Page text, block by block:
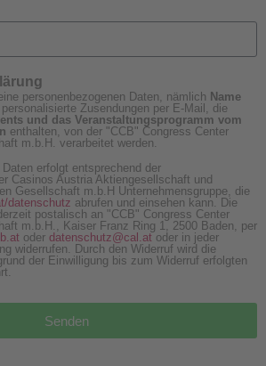
personenbezogenen Daten, nämlich Name
Zusendungen per E-Mail, die
und das Veranstaltungsprogramm vom
enthalten, von der "CCB" Congress Center
m.b.H. verarbeitet werden.
erfolgt entsprechend der
Casinos Austria Aktiengesellschaft und
Gesellschaft m.b.H Unternehmensgruppe, die
datenschutz abrufen und einsehen kann. Die
postalisch an "CCB" Congress Center
m.b.H., Kaiser Franz Ring 1, 2500 Baden, per
oder datenschutz@cal.atoder in jeder
widerrufen. Durch den Widerruf wird die
der Einwilligung bis zum Widerruf erfolgten
Senden